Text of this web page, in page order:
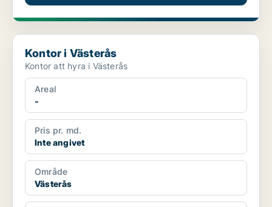
Kontor i Västerås
Kontor i Västerås
Kontor att hyra i Västerås
Areal
-
Pris pr. md.
Inte angivet
Område
Västerås